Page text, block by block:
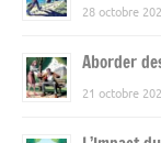
28 octobre
Aborder
21 octobre